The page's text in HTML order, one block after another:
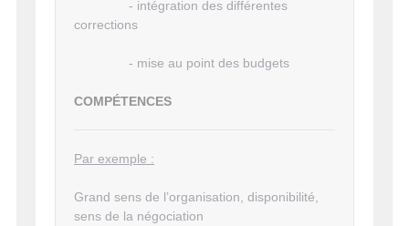
- intégration des différentes
corrections
- mise au point des budgets
COMPÉTENCES
Par exemple :
Grand sens de l’organisation, disponibilité,
sens de la négociation